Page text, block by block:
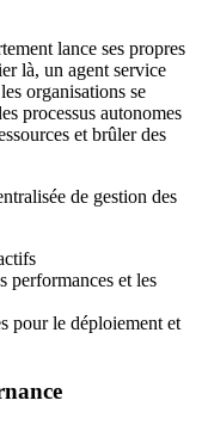
lance ses propres
là, un agent service
organisations se
processus autonomes
et brûler des
de gestion des
performances et les
pour le déploiement et